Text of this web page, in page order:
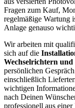
Fragen zum Kauf,
regelmäßige Wartung
Anlage genauso
Wir arbeiten mit
sich auf die
Wechselrichtern und
persönlichen
einschließlich
wichtigen
nach Deinen
professionell aus